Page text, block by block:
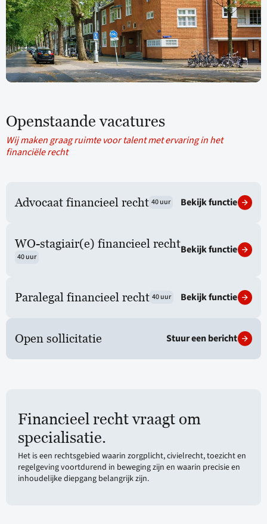
Openstaande vacatures
Wij maken graag ruimte voor talent met ervaring in het
financiële recht
Advocaat financieel recht 40 uur Bekijk functie
WO-stagiair(e) financieel recht
40 uur
Bekijk functie
Paralegal financieel recht 40 uur Bekijk functie
Open sollicitatie Stuur een bericht
Financieel recht vraagt om
specialisatie.
Het is een rechtsgebied waarin zorgplicht, civielrecht, toezicht en
regelgeving voortdurend in beweging zijn en waarin precisie en
inhoudelijke diepgang belangrijk zijn.